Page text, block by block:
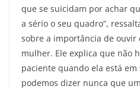
que se suicidam por achar
a sério o seu quadro”,
sobre a importância de
mulher. Ele explica que não
paciente quando ela está em
podemos dizer nunca que